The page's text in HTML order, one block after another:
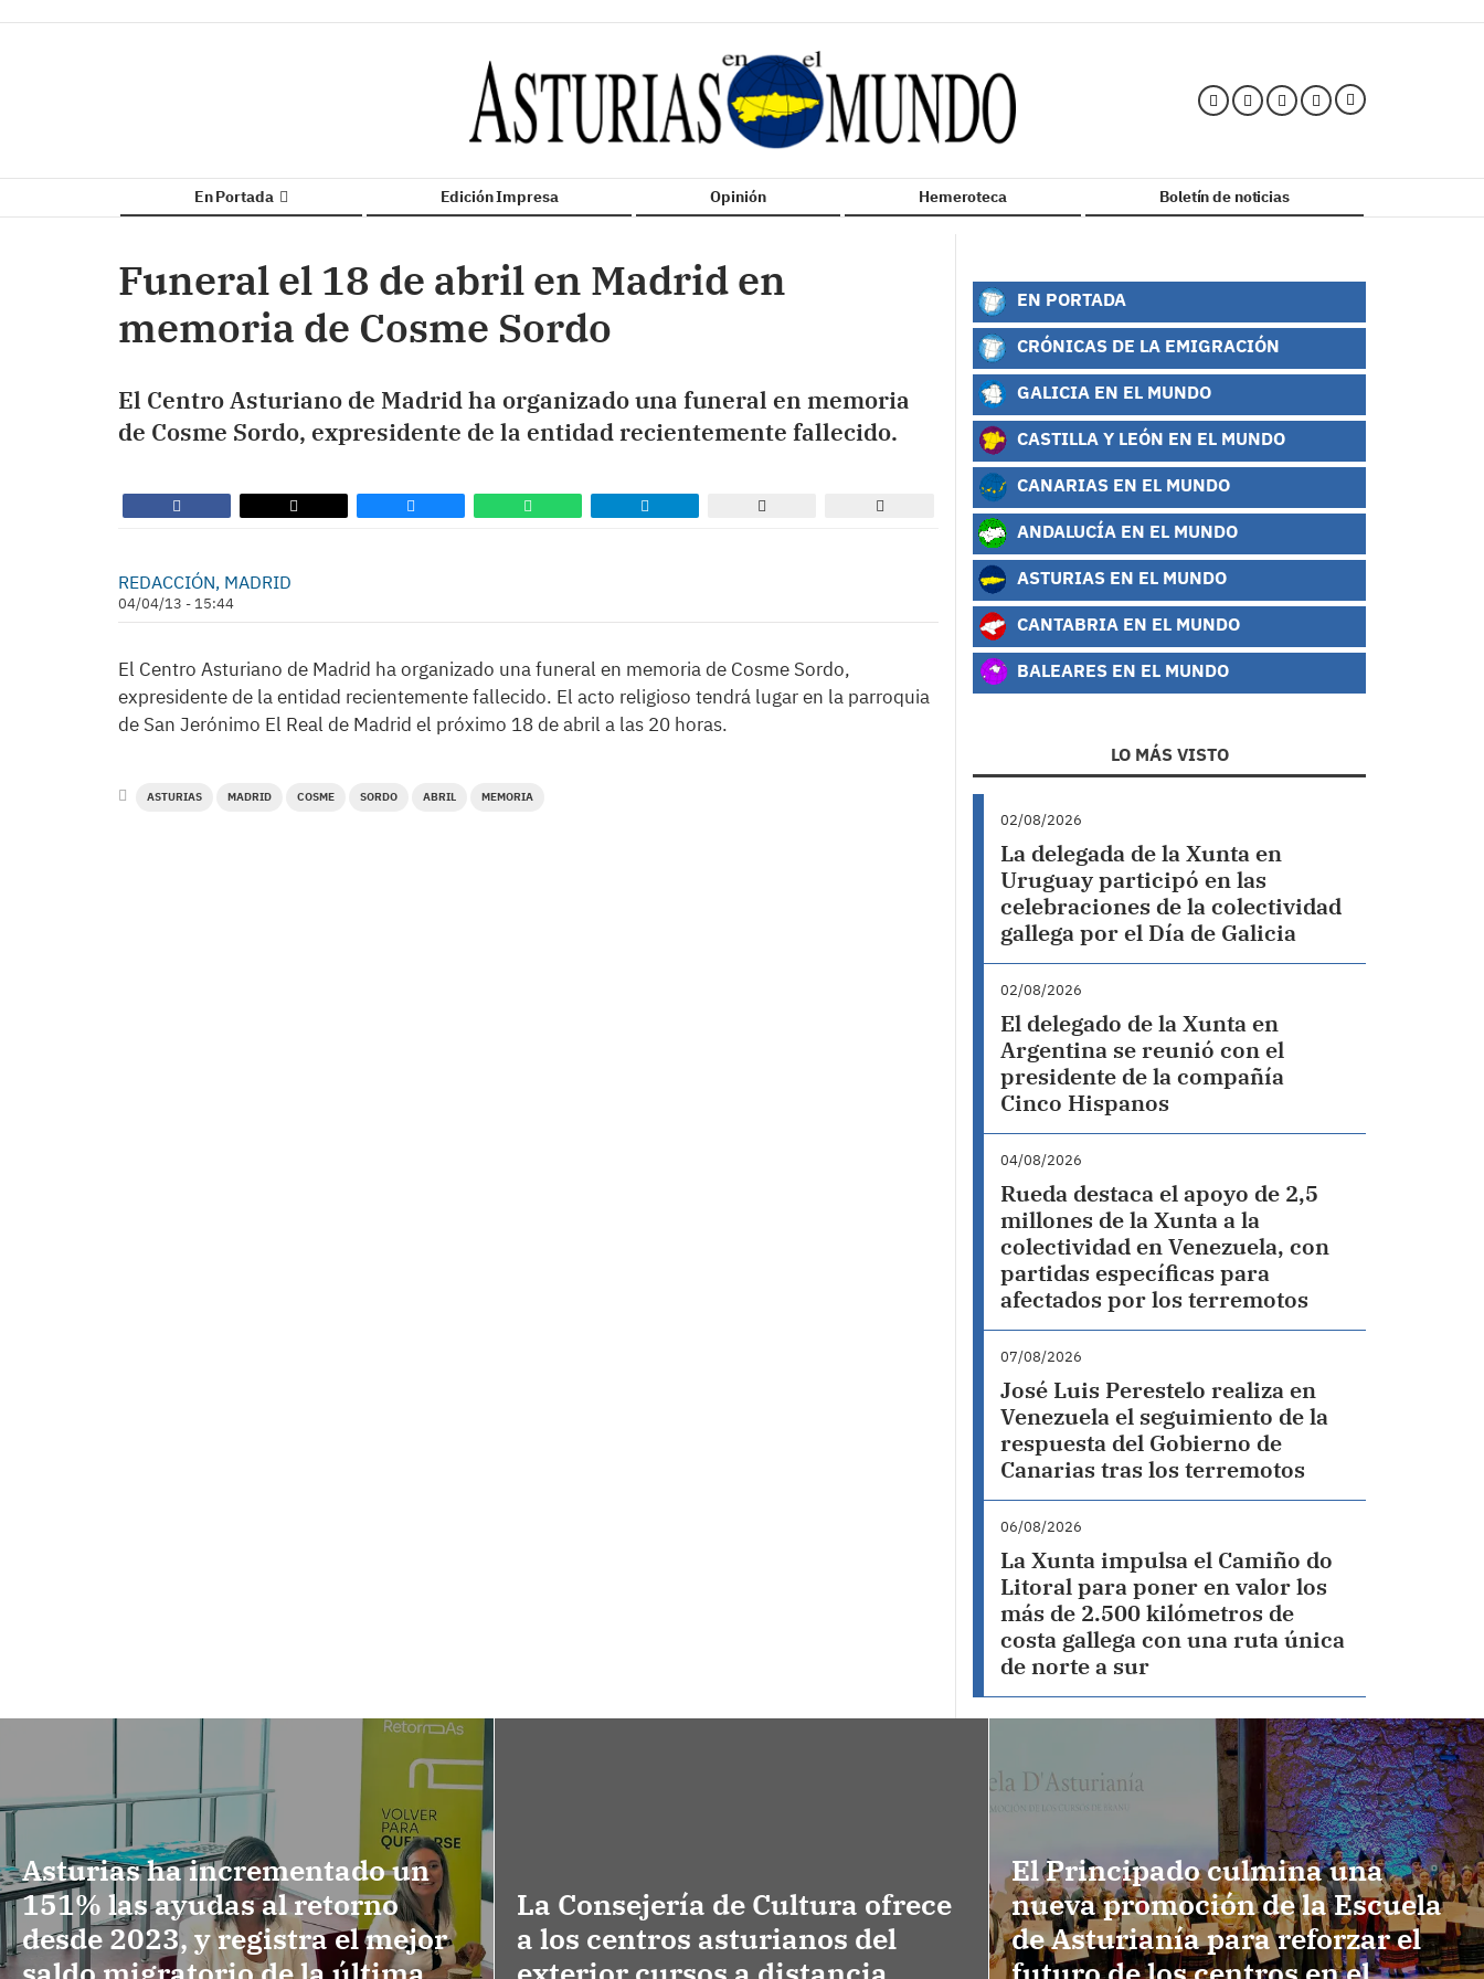
En Portada Edición Impresa Opinión Hemeroteca Boletín de noticias
Funeral el 18 de abril en Madrid en
memoria de Cosme Sordo
El Centro Asturiano de Madrid ha organizado una funeral en memoria
de Cosme Sordo, expresidente de la entidad recientemente fallecido.
REDACCIÓN, MADRID
04/04/13 - 15:44
El Centro Asturiano de Madrid ha organizado una funeral en memoria de Cosme Sordo,
expresidente de la entidad recientemente fallecido. El acto religioso tendrá lugar en la parroquia
de San Jerónimo El Real de Madrid el próximo 18 de abril a las 20 horas.
ASTURIAS MADRID COSME SORDO ABRIL MEMORIA
EN PORTADA
CRÓNICAS DE LA EMIGRACIÓN
GALICIA EN EL MUNDO
CASTILLA Y LEÓN EN EL MUNDO
CANARIAS EN EL MUNDO
ANDALUCÍA EN EL MUNDO
ASTURIAS EN EL MUNDO
CANTABRIA EN EL MUNDO
BALEARES EN EL MUNDO
LO MÁS VISTO
02/08/2026
La delegada de la Xunta en
Uruguay participó en las
celebraciones de la colectividad
gallega por el Día de Galicia
02/08/2026
El delegado de la Xunta en
Argentina se reunió con el
presidente de la compañía
Cinco Hispanos
04/08/2026
Rueda destaca el apoyo de 2,5
millones de la Xunta a la
colectividad en Venezuela, con
partidas específicas para
afectados por los terremotos
07/08/2026
José Luis Perestelo realiza en
Venezuela el seguimiento de la
respuesta del Gobierno de
Canarias tras los terremotos
06/08/2026
La Xunta impulsa el Camiño do
Litoral para poner en valor los
más de 2.500 kilómetros de
costa gallega con una ruta única
de norte a sur
Asturias ha incrementado un
151% las ayudas al retorno
desde 2023, y registra el mejor
La Consejería de Cultura ofrece
a los centros asturianos del
El Principado culmina una
nueva promoción de la Escuela
de Asturianía para reforzar el